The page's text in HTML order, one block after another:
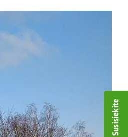
Susisiekite